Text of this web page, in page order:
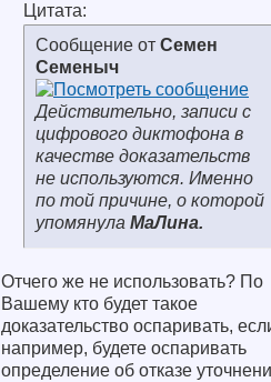
Цитата:
Сообщение от Семен
Семеныч
Действительно, записи с
цифрового диктофона в
качестве доказательств
не используются. Именно
по той причине, о которой
упомянула МаЛина.
Отчего же не использовать? По
Вашему кто будет такое
доказательство оспаривать,
например, будете оспаривать
определение об отказе